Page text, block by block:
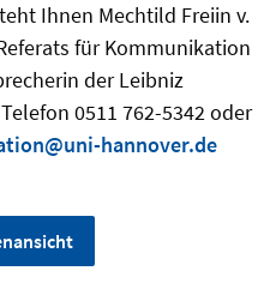
Ihnen Mechtild Freiin v.
für Kommunikation
der Leibniz
0511 762-5342 oder
hannover.de